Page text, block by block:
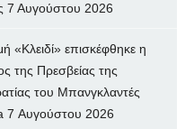
7 Αυγούστου 2026
«Κλειδί» επισκέφθηκε η
της Πρεσβείας της
του Μπανγκλαντές
7 Αυγούστου 2026